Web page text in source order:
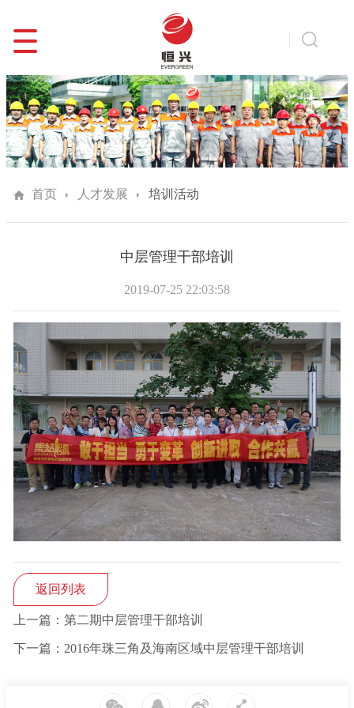
首页 人才发展 培训活动
中层管理干部培训
2019-07-25 22:03:58
返回列表
上一篇：第二期中层管理干部培训
下一篇：2016年珠三角及海南区域中层管理干部培训